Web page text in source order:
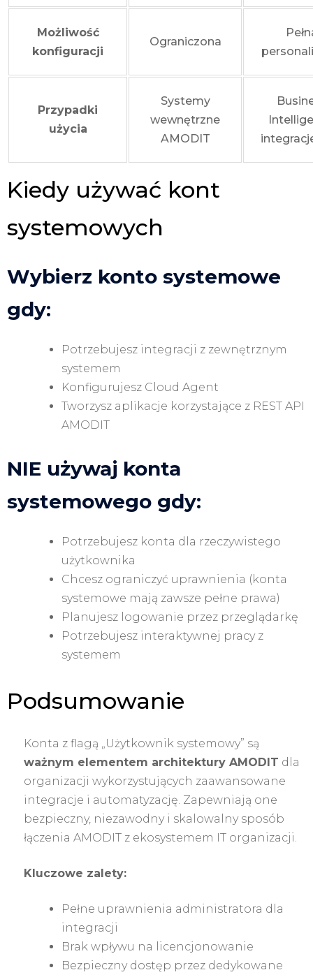
Możliwość
konfiguracji
Ograniczona
Przypadki
użycia
Systemy
wewnętrzne
AMODIT
Kiedy używać kont
systemowych
Wybierz konto systemowe
gdy:
Potrzebujesz integracji z zewnętrznym
systemem
Konfigurujesz Cloud Agent
Tworzysz aplikacje korzystające z REST API
AMODIT
NIE używaj konta
systemowego gdy:
Potrzebujesz konta dla rzeczywistego
użytkownika
Chcesz ograniczyć uprawnienia (konta
systemowe mają zawsze pełne prawa)
Planujesz logowanie przez przeglądarkę
Potrzebujesz interaktywnej pracy z
systemem
Podsumowanie
Konta z flagą „Użytkownik systemowy” są
ważnym elementem architektury AMODIT dla
organizacji wykorzystujących zaawansowane
integracje i automatyzację. Zapewniają one
bezpieczny, niezawodny i skalowalny sposób
łączenia AMODIT z ekosystemem IT organizacji.
Kluczowe zalety:
Pełne uprawnienia administratora dla
integracji
Brak wpływu na licencjonowanie
Bezpieczny dostęp przez dedykowane